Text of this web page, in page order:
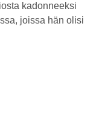
kadonneeksi
joissa hän olisi